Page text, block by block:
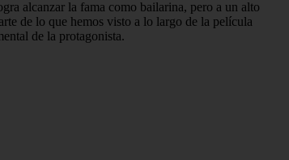
alcanzar la fama como bailarina, pero a un alto
de lo que hemos visto a lo largo de la película
de la protagonista.